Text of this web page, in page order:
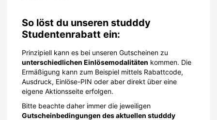
So löst du unseren studddy
Studentenrabatt ein:
Prinzipiell kann es bei unseren Gutscheinen zu
unterschiedlichen Einlösemodalitäten kommen. Die
Ermäßigung kann zum Beispiel mittels Rabattcode,
Ausdruck, Einlöse-PIN oder aber direkt über eine
eigene Aktionsseite erfolgen.
Bitte beachte daher immer die jeweiligen
Gutscheinbedingungen des aktuellen studddy